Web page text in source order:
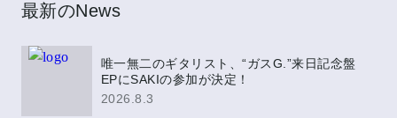
最新のNews
唯一無二のギタリスト、“ガスG.”来日記念盤
EPにSAKIの参加が決定！
2026.8.3